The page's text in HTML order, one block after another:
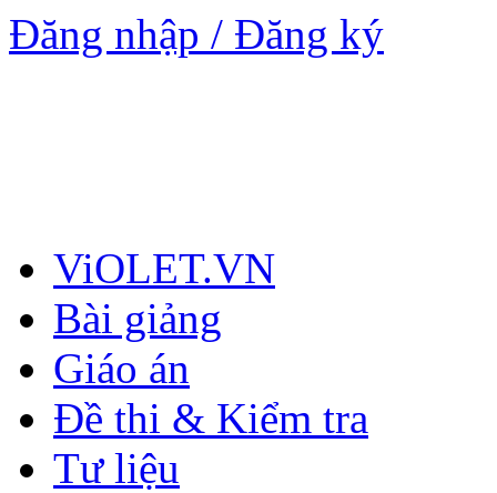
Đăng nhập / Đăng ký
ViOLET.VN
Bài giảng
Giáo án
Đề thi & Kiểm tra
Tư liệu